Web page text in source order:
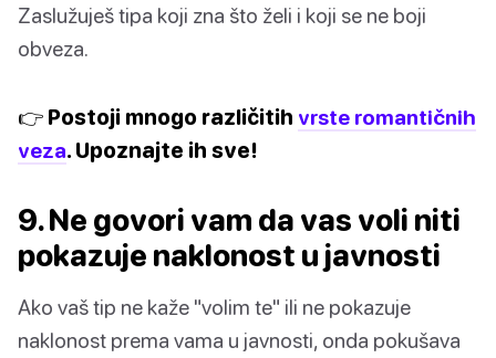
Zaslužuješ tipa koji zna što želi i koji se ne boji
obveza.
👉 Postoji mnogo različitih vrste romantičnih
veza. Upoznajte ih sve!
9. Ne govori vam da vas voli niti
pokazuje naklonost u javnosti
Ako vaš tip ne kaže "volim te" ili ne pokazuje
naklonost prema vama u javnosti, onda pokušava